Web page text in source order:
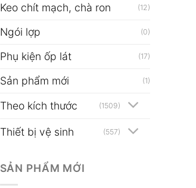
Keo chít mạch, chà ron (12)
Ngói lợp (0)
Phụ kiện ốp lát (17)
Sản phẩm mới (1)
Theo kích thước (1509)
Thiết bị vệ sinh (557)
SẢN PHẨM MỚI